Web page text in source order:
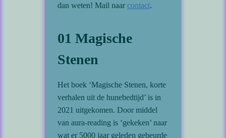
dan weten! Mail naar contact.
01 Magische
Stenen
Het boek ‘Magische Stenen, korte
verhalen uit de hunebedtijd’ is in
2021 uitgekomen. Door middel
van aura-reading is ‘gekeken’ naar
wat er 5000 jaar geleden gebeurde